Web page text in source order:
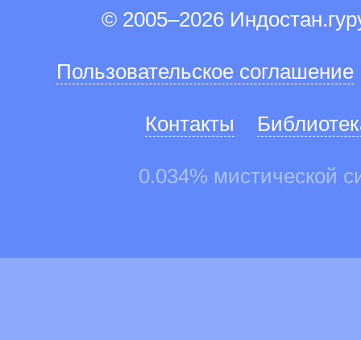
© 2005–2026
Пользовательское соглашение
Контакты
0.034% мистической